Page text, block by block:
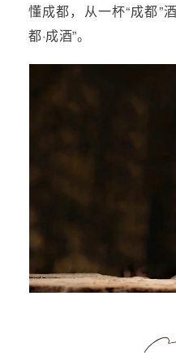
懂成都，从一杯“成都”
都·成酒”。